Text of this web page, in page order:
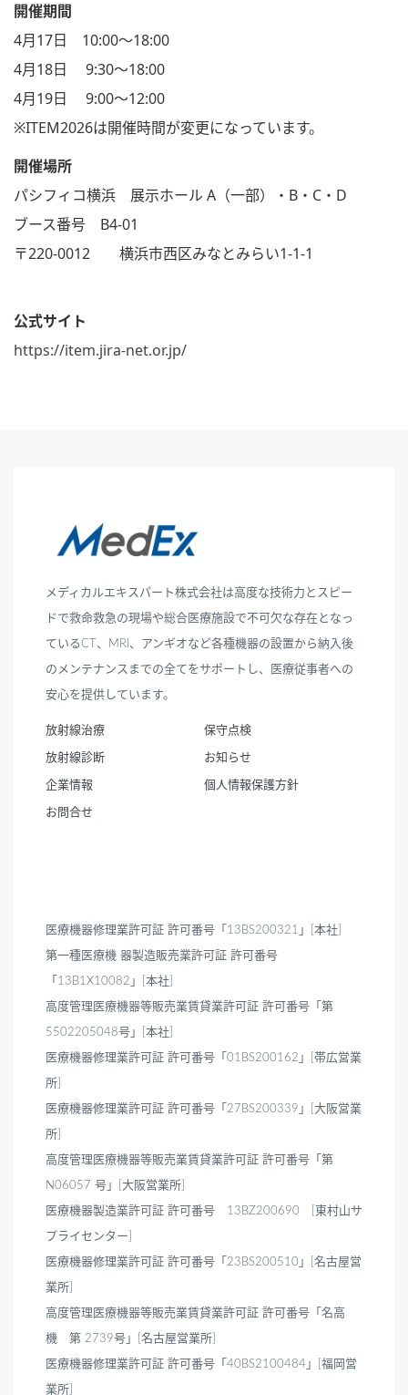
開催期間
4月17日 10:00～18:00
4月18日 9:30～18:00
4月19日 9:00～12:00
※ITEM2026は開催時間が変更になっています。
開催場所
パシフィコ横浜 展示ホール A（一部）・B・C・D
ブース番号 B4-01
〒220-0012 横浜市西区みなとみらい1-1-1
公式サイト
https://item.jira-net.or.jp/
メディカルエキスパート株式会社は高度な技術力とスピー
ドで救命救急の現場や総合医療施設で不可欠な存在となっ
ているCT、MRI、アンギオなど各種機器の設置から納入後
のメンテナンスまでの全てをサポートし、医療従事者への
安心を提供しています。
放射線治療
放射線診断
企業情報
お問合せ
保守点検
お知らせ
個人情報保護方針
医療機器修理業許可証 許可番号「13BS200321」[本社]
第一種医療機 器製造販売業許可証 許可番号
「13B1X10082」[本社]
高度管理医療機器等販売業賃貸業許可証 許可番号「第
5502205048号」[本社]
医療機器修理業許可証 許可番号「01BS200162」[帯広営業
所]
医療機器修理業許可証 許可番号「27BS200339」[大阪営業
所]
高度管理医療機器等販売業賃貸業許可証 許可番号「第
N06057 号」[大阪営業所]
医療機器製造業許可証 許可番号 13BZ200690 [東村山サ
プライセンター]
医療機器修理業許可証 許可番号「23BS200510」[名古屋営
業所]
高度管理医療機器等販売業賃貸業許可証 許可番号「名高
機 第 2739号」[名古屋営業所]
医療機器修理業許可証 許可番号「40BS2100484」[福岡営
業所]